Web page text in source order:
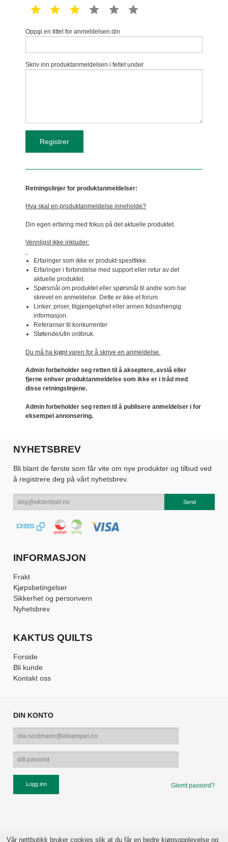
1 star 2 star 3 star 4 star 5 star
Oppgi en tittel for anmeldelsen din
Skriv inn produktanmeldelsen i feltet under
Retningslinjer for produktanmeldelser:
Hva skal en produktanmeldelse inneholde?
Din egen erfaring med fokus på det aktuelle produktet.
Vennligst ikke inkluder:
Erfaringer som ikke er produkt-spesifikke.
Erfaringer i forbindelse med support eller retur av det
aktuelle produktet.
Spørsmål om produktet eller spørsmål til andre som har
skrevet en anmeldelse. Dette er ikke et forum.
Linker, priser, tilgjengelighet eller annen tidsavhengig
informasjon.
Referanser til konkurrenter
Støtende/ufin ordbruk.
Du må ha kjøpt varen for å skrive en anmeldelse.
Admin forbeholder seg retten til å akseptere, avslå eller
fjerne enhver produktanmeldelse som ikke er i tråd med
disse retningslinjene.
Admin forbeholder seg retten til å publisere anmeldelser i for
eksempel annonsering.
NYHETSBREV
Bli blant de første som får vite om nye produkter og tilbud ved
å registrere deg på vårt nyhetsbrev.
INFORMASJON
Frakt
Kjøpsbetingelser
Sikkerhet og personvern
Nyhetsbrev
KAKTUS QUILTS
Forside
Bli kunde
Kontakt oss
DIN KONTO
Glemt passord?
Vår nettbutikk bruker cookies slik at du får en bedre kjøpsopplevelse og